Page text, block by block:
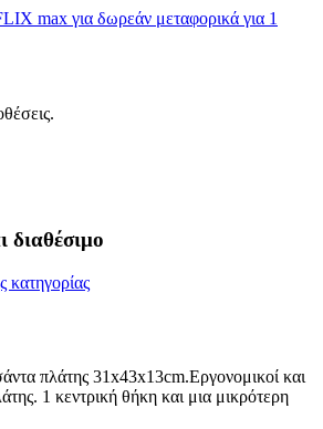
max για δωρεάν μεταφορικά για 1
διαθέσιμο
κατηγορίας
πλάτης 31x43x13cm.Εργονομικοί και
1 κεντρική θήκη και μια μικρότερη